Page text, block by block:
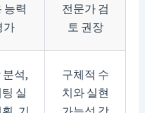
능력
가
전문가 검
토 권장
분석,
실
구체적 수
치와 실현